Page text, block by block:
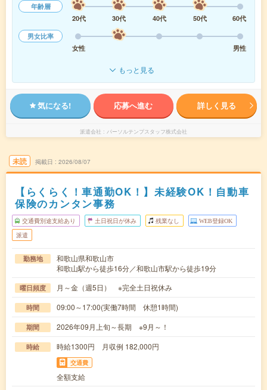
年齢層
20代
30代 40代 50代
60代
男女比率
女性
男性
もっと見る
気になる! 応募へ進む 詳しく見る
派遣会社 パーソルテンプスタッフ株式会社
未読 掲載日 2026/08/07
【らくらく！車通勤OK！】未経験OK！自動車
保険のカンタン事務
交通費別途支給あり 土日祝日が休み 残業なし WEB登録OK
派遣
勤務地
和歌山県和歌山市
和歌山駅から徒歩16分／和歌山市駅から徒歩19分
曜日頻度 月～金（週5日） ※完全土日祝休み
時間 09:00～17:00(実働7時間 休憩1時間)
期間 2026年09月上旬～長期 ※9月～！
時給 時給1300円 月収例 182,000円
交通費
全額支給